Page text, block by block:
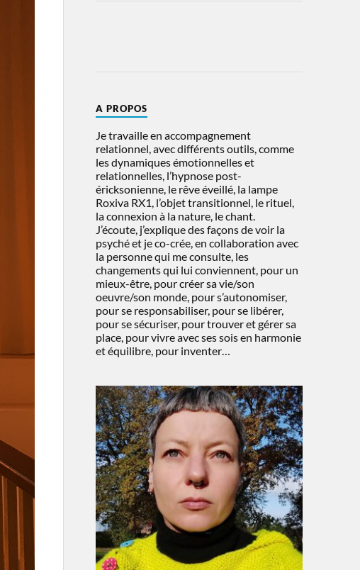
A PROPOS
Je travaille en accompagnement
relationnel, avec différents outils, comme
les dynamiques émotionnelles et
relationnelles, l’hypnose post-
éricksonienne, le rêve éveillé, la lampe
Roxiva RX1, l’objet transitionnel, le rituel,
la connexion à la nature, le chant.
J’écoute, j’explique des façons de voir la
psyché et je co-crée, en collaboration avec
la personne qui me consulte, les
changements qui lui conviennent, pour un
mieux-être, pour créer sa vie/son
oeuvre/son monde, pour s’autonomiser,
pour se responsabiliser, pour se libérer,
pour se sécuriser, pour trouver et gérer sa
place, pour vivre avec ses sois en harmonie
et équilibre, pour inventer…